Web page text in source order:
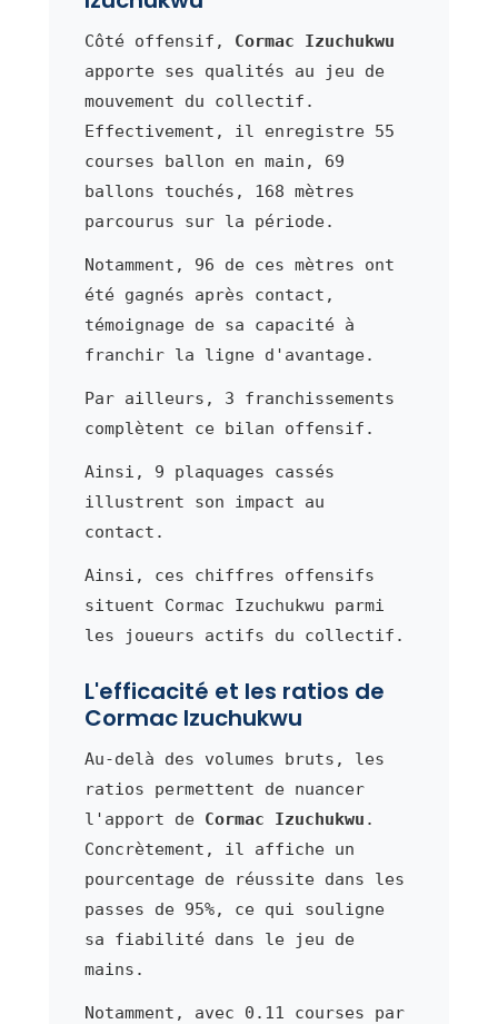
Côté offensif, Cormac Izuchukwu
apporte ses qualités au jeu de
mouvement du collectif.
Effectivement, il enregistre 55
courses ballon en main, 69
ballons touchés, 168 mètres
parcourus sur la période.
Notamment, 96 de ces mètres ont
été gagnés après contact,
témoignage de sa capacité à
franchir la ligne d'avantage.
Par ailleurs, 3 franchissements
complètent ce bilan offensif.
Ainsi, 9 plaquages cassés
illustrent son impact au
contact.
Ainsi, ces chiffres offensifs
situent Cormac Izuchukwu parmi
les joueurs actifs du collectif.
L'efficacité et les ratios de
Cormac Izuchukwu
Au-delà des volumes bruts, les
ratios permettent de nuancer
l'apport de Cormac Izuchukwu .
Concrètement, il affiche un
pourcentage de réussite dans les
passes de 95%, ce qui souligne
sa fiabilité dans le jeu de
mains.
Notamment, avec 0.11 courses par